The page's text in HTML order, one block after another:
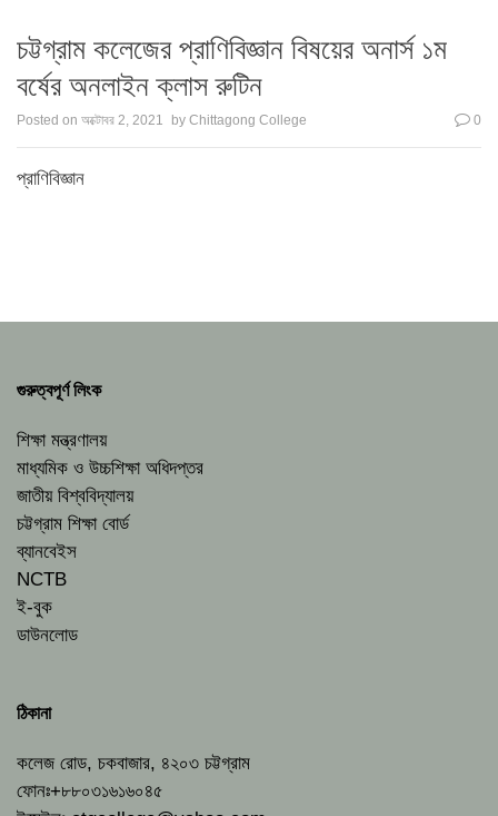
চট্টগ্রাম কলেজের প্রাণিবিজ্ঞান বিষয়ের অনার্স ১ম
বর্ষের অনলাইন ক্লাস রুটিন
Posted on অক্টোবর 2, 2021 by Chittagong College 0
প্রাণিবিজ্ঞান
গুরুত্বপূর্ণ লিংক
শিক্ষা মন্ত্রণালয়
মাধ্যমিক ও উচ্চশিক্ষা অধিদপ্তর
জাতীয় বিশ্ববিদ্যালয়
চট্টগ্রাম শিক্ষা বোর্ড
ব্যানবেইস
NCTB
ই-বুক
ডাউনলোড
ঠিকানা
কলেজ রোড, চকবাজার, ৪২০৩ চট্টগ্রাম
ফোনঃ+৮৮০৩১৬১৬০৪৫